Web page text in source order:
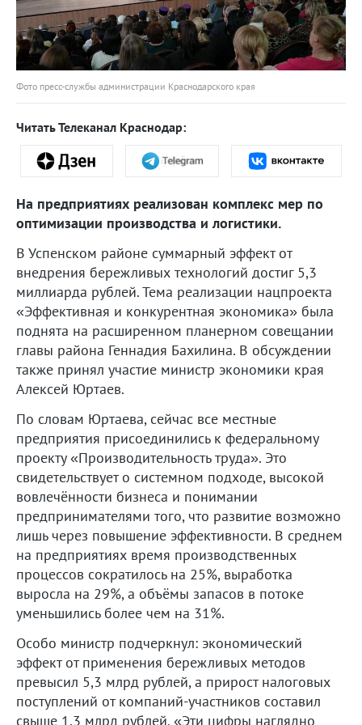
Фото пресс-службы администрации Краснодарского края
Читать Телеканал Краснодар:
На предприятиях реализован комплекс мер по
оптимизации производства и логистики.
В Успенском районе суммарный эффект от
внедрения бережливых технологий достиг 5,3
миллиарда рублей. Тема реализации нацпроекта
«Эффективная и конкурентная экономика» была
поднята на расширенном планерном совещании
главы района Геннадия Бахилина. В обсуждении
также принял участие министр экономики края
Алексей Юртаев.
По словам Юртаева, сейчас все местные
предприятия присоединились к федеральному
проекту «Производительность труда». Это
свидетельствует о системном подходе, высокой
вовлечённости бизнеса и понимании
предпринимателями того, что развитие возможно
лишь через повышение эффективности. В среднем
на предприятиях время производственных
процессов сократилось на 25%, выработка
выросла на 29%, а объёмы запасов в потоке
уменьшились более чем на 31%.
Особо министр подчеркнул: экономический
эффект от применения бережливых методов
превысил 5,3 млрд рублей, а прирост налоговых
поступлений от компаний-участников составил
свыше 1,3 млрд рублей. «Эти цифры наглядно